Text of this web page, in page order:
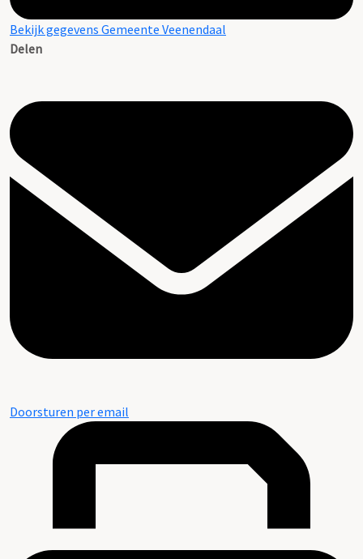
Bekijk gegevens Gemeente Veenendaal
Delen
Doorsturen per email